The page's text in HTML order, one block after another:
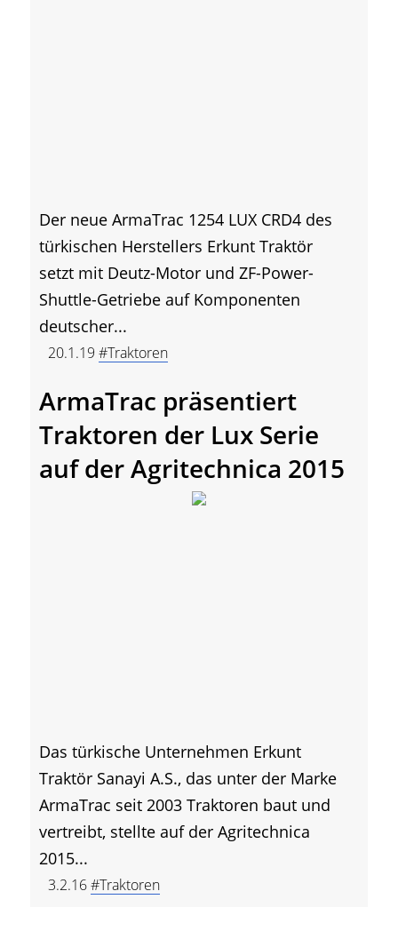
Der neue ArmaTrac 1254 LUX CRD4 des
türkischen Herstellers Erkunt Traktör
setzt mit Deutz-Motor und ZF-Power-
Shuttle-Getriebe auf Komponenten
deutscher...
20.1.19 #Traktoren
ArmaTrac präsentiert
Traktoren der Lux Serie
auf der Agritechnica 2015
Das türkische Unternehmen Erkunt
Traktör Sanayi A.S., das unter der Marke
ArmaTrac seit 2003 Traktoren baut und
vertreibt, stellte auf der Agritechnica
2015...
3.2.16#Traktoren